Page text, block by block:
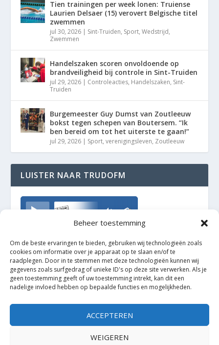
Beheer toestemming
Om de beste ervaringen te bieden, gebruiken wij technologieën zoals
cookies om informatie over je apparaat op te slaan en/of te
raadplegen. Door in te stemmen met deze technologieën kunnen wij
gegevens zoals surfgedrag of unieke ID's op deze site verwerken. Als je
geen toestemming geeft of uw toestemming intrekt, kan dit een
nadelige invloed hebben op bepaalde functies en mogelijkheden.
ACCEPTEREN
WEIGEREN
Tien trainingen per week lonen: Truiense
Laurien Delsaer (15) verovert Belgische titel
zwemmen
jul 30, 2026 | Sint-Truiden, Sport,Wedstrijd,
Zwemmen
Handelszaken scoren onvoldoende op
brandveiligheid bij controle in Sint-Truiden
jul 29, 2026 | Controleacties, Handelszaken, Sint-
Truiden
Burgemeester Guy Dumst van Zoutleeuw
bokst tegen schepen van Boutersem. “Ik
ben bereid om tot het uiterste te gaan!”
jul 29, 2026 | Sport,verenigingsleven, Zoutleeuw
LUISTER NAAR TRUDOFM
TrudoFM